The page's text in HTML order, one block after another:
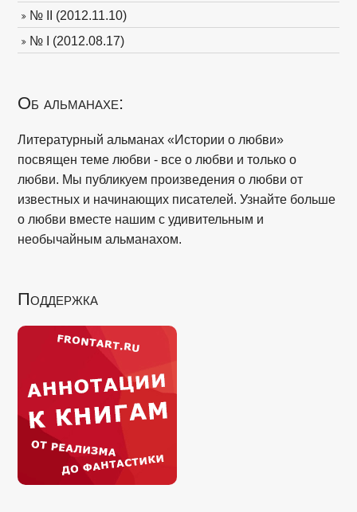
№ II (2012.11.10)
№ I (2012.08.17)
Об альманахе:
Литературный альманах «Истории о любви»
посвящен теме любви - все о любви и только о
любви. Мы публикуем произведения о любви от
известных и начинающих писателей. Узнайте больше
о любви вместе нашим с удивительным и
необычайным альманахом.
Поддержка